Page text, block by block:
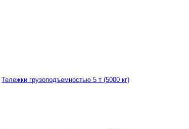
Тележки грузоподъемностью 5 т (5000 кг)